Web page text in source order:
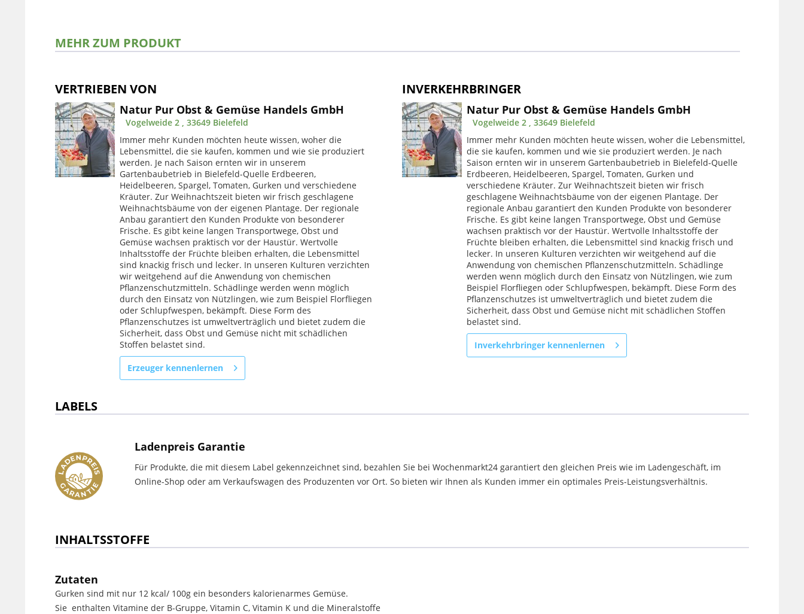
MEHR ZUM PRODUKT
VERTRIEBEN VON
Natur Pur Obst & Gemüse Handels GmbH
Vogelweide 2 , 33649 Bielefeld
Immer mehr Kunden möchten heute wissen, woher die
Lebensmittel, die sie kaufen, kommen und wie sie produziert
werden. Je nach Saison ernten wir in unserem
Gartenbaubetrieb in Bielefeld-Quelle Erdbeeren,
Heidelbeeren, Spargel, Tomaten, Gurken und verschiedene
Kräuter. Zur Weihnachtszeit bieten wir frisch geschlagene
Weihnachtsbäume von der eigenen Plantage. Der regionale
Anbau garantiert den Kunden Produkte von besonderer
Frische. Es gibt keine langen Transportwege, Obst und
Gemüse wachsen praktisch vor der Haustür. Wertvolle
Inhaltsstoffe der Früchte bleiben erhalten, die Lebensmittel
sind knackig frisch und lecker. In unseren Kulturen verzichten
wir weitgehend auf die Anwendung von chemischen
Pflanzenschutzmitteln. Schädlinge werden wenn möglich
durch den Einsatz von Nützlingen, wie zum Beispiel Florfliegen
oder Schlupfwespen, bekämpft. Diese Form des
Pflanzenschutzes ist umweltverträglich und bietet zudem die
Sicherheit, dass Obst und Gemüse nicht mit schädlichen
Stoffen belastet sind.
Erzeuger kennenlernen
INVERKEHRBRINGER
Natur Pur Obst & Gemüse Handels GmbH
Vogelweide 2 , 33649 Bielefeld
Immer mehr Kunden möchten heute wissen, woher die Lebensmittel,
die sie kaufen, kommen und wie sie produziert werden. Je nach
Saison ernten wir in unserem Gartenbaubetrieb in Bielefeld-Quelle
Erdbeeren, Heidelbeeren, Spargel, Tomaten, Gurken und
verschiedene Kräuter. Zur Weihnachtszeit bieten wir frisch
geschlagene Weihnachtsbäume von der eigenen Plantage. Der
regionale Anbau garantiert den Kunden Produkte von besonderer
Frische. Es gibt keine langen Transportwege, Obst und Gemüse
wachsen praktisch vor der Haustür. Wertvolle Inhaltsstoffe der
Früchte bleiben erhalten, die Lebensmittel sind knackig frisch und
lecker. In unseren Kulturen verzichten wir weitgehend auf die
Anwendung von chemischen Pflanzenschutzmitteln. Schädlinge
werden wenn möglich durch den Einsatz von Nützlingen, wie zum
Beispiel Florfliegen oder Schlupfwespen, bekämpft. Diese Form des
Pflanzenschutzes ist umweltverträglich und bietet zudem die
Sicherheit, dass Obst und Gemüse nicht mit schädlichen Stoffen
belastet sind.
Inverkehrbringer kennenlernen
LABELS
Ladenpreis Garantie
Für Produkte, die mit diesem Label gekennzeichnet sind, bezahlen Sie bei Wochenmarkt24 garantiert den gleichen Preis wie im Ladengeschäft, im
Online-Shop oder am Verkaufswagen des Produzenten vor Ort. So bieten wir Ihnen als Kunden immer ein optimales Preis-Leistungsverhältnis.
INHALTSSTOFFE
Zutaten
Gurken sind mit nur 12 kcal/ 100g ein besonders kalorienarmes Gemüse.
Sie enthalten Vitamine der B-Gruppe, Vitamin C, Vitamin K und die Mineralstoffe